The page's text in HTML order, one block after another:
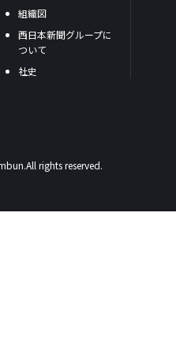
組織図
西日本新聞グループに
ついて
社史
rights reserved.